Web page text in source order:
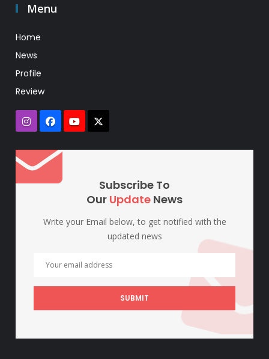
Menu
Home
News
Profile
Review
Subscribe To
Our Update News
Write your Email below, to get notified with the
updated news
SUBMIT